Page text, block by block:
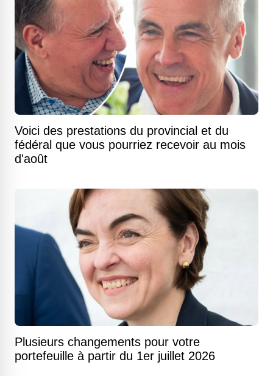
Voici des prestations du provincial et du
fédéral que vous pourriez recevoir au mois
d'août
Plusieurs changements pour votre
portefeuille à partir du 1er juillet 2026